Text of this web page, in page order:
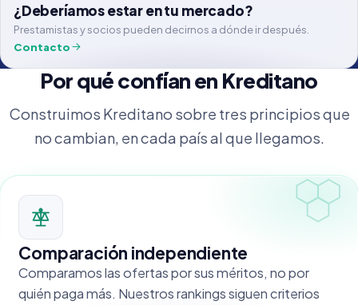
¿Deberíamos estar en tu mercado?
Prestamistas y socios pueden decirnos a dónde ir después.
Contacto
Por qué confían en Kreditano
Construimos Kreditano sobre tres principios que
no cambian, en cada país al que llegamos.
Comparación independiente
Comparamos las ofertas por sus méritos, no por
quién paga más. Nuestros rankings siguen criterios